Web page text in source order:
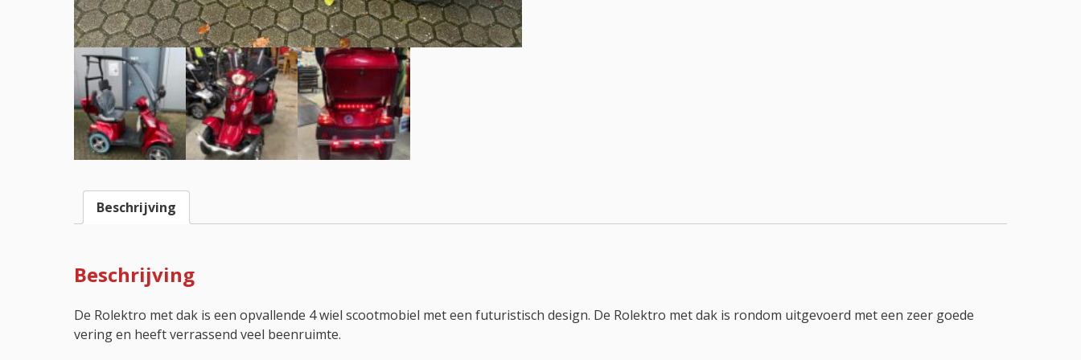
Beschrijving
Beschrijving
De Rolektro met dak is een opvallende 4 wiel scootmobiel met een futuristisch design. De Rolektro met dak is rondom uitgevoerd met een zeer goede
vering en heeft verrassend veel beenruimte.